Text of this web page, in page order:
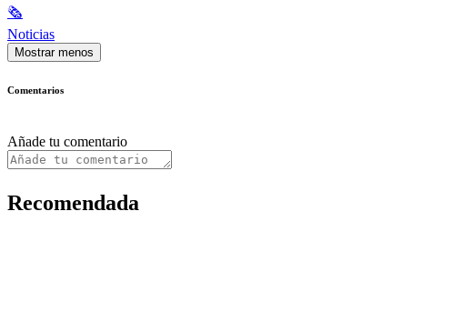
🗞
Noticias
Mostrar menos
Comentarios
Añade tu comentario
Recomendada